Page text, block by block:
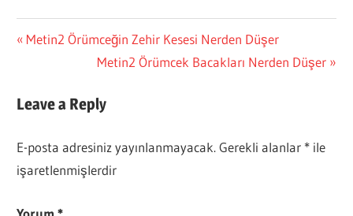
Yazı
gezinmesi
Previous
Metin2 Örümceğin Zehir Kesesi Nerden Düşer
Next
Metin2 Örümcek Bacakları Nerden Düşer
Leave a Reply
E-posta adresiniz yayınlanmayacak. Gerekli alanlar * ile
işaretlenmişlerdir